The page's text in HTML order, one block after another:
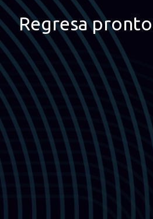
Regresa